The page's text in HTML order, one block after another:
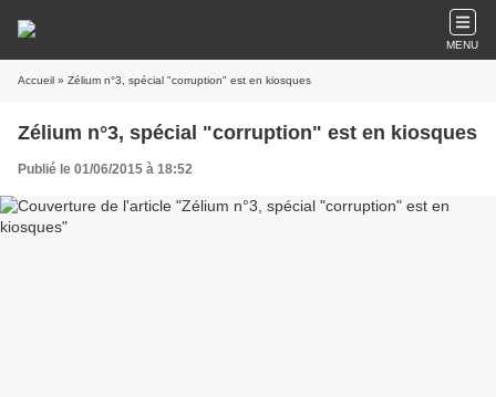
MENU
Accueil » Zélium n°3, spécial "corruption" est en kiosques
Zélium n°3, spécial "corruption" est en kiosques
Publié le 01/06/2015 à 18:52